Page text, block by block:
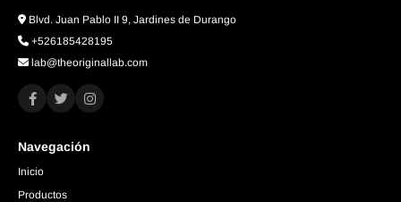
Blvd. Juan Pablo II 9, Jardines de Durango
+526185428195
lab@theoriginallab.com
Navegación
Inicio
Productos